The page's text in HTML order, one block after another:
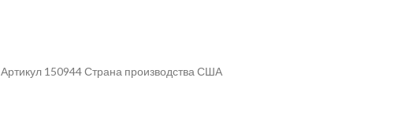
150944 Страна производства США